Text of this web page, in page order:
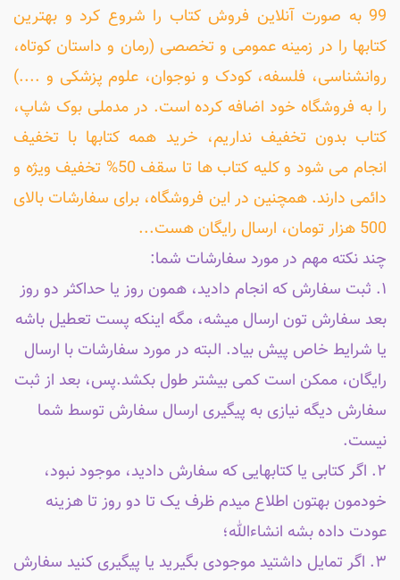
99 به صورت آنلاین فروش کتاب را شروع کرد و بهترین
کتابها را در زمینه عمومی و تخصصی (رمان و داستان کوتاه،
روانشناسی، فلسفه، کودک و نوجوان، علوم پزشکی و ....)
را به فروشگاه خود اضافه کرده است. در مدملی بوک شاپ،
کتاب بدون تخفیف نداریم، خرید همه کتابها با تخفیف
انجام می شود و کلیه کتاب ها تا سقف 50% تخفیف ویژه و
دائمی دارند. همچنین در این فروشگاه، برای سفارشات بالای
500 هزار تومان، ارسال رایگان هست...
چند نکته مهم در مورد سفارشات شما:
۱. ثبت سفارش که انجام دادید، همون روز یا حداکثر دو روز
بعد سفارش تون ارسال میشه، مگه اینکه پست تعطیل باشه
یا شرایط خاص پیش بیاد. البته در مورد سفارشات با ارسال
رایگان، ممکن است کمی بیشتر طول بکشد.پس، بعد از ثبت
سفارش دیگه نیازی به پیگیری ارسال سفارش توسط شما
نیست.
۲. اگر کتابی یا کتابهایی که سفارش دادید، موجود نبود،
خودمون بهتون اطلاع میدم ظرف یک تا دو روز تا هزینه
عودت داده بشه انشاءالله؛
۳. اگر تمایل داشتید موجودی بگیرید یا پیگیری کنید سفارش